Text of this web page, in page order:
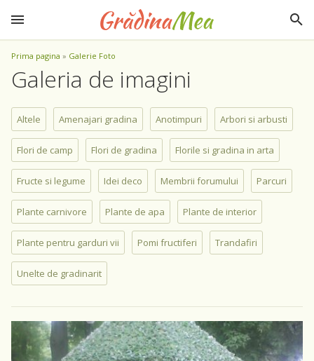
Prima pagina » Galerie Foto
Galeria de imagini
Altele Amenajari gradina Anotimpuri Arbori si arbusti
Flori de camp Flori de gradina Florile si gradina in arta
Fructe si legume Idei deco Membrii forumului Parcuri
Plante carnivore Plante de apa Plante de interior
Plante pentru garduri vii Pomi fructiferi Trandafiri
Unelte de gradinarit